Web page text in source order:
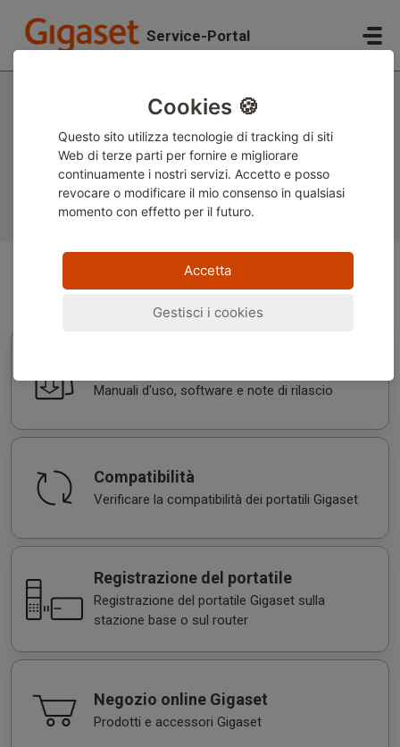
Service-Portal
Benvenuti nel supporto Gigaset
Vedi tutte le Domande Frequenti
Informazioni utili
Manuali d'uso, software e note di rilascio
Compatibilità
Verificare la compatibilità dei portatili Gigaset
Registrazione del portatile
Registrazione del portatile Gigaset sulla
stazione base o sul router
Negozio online Gigaset
Prodotti e accessori Gigaset
Cookies 🍪
Questo sito utilizza tecnologie di tracking di siti
Web di terze parti per fornire e migliorare
continuamente i nostri servizi. Accetto e posso
revocare o modificare il mio consenso in qualsiasi
momento con effetto per il futuro.
Accetta
Gestisci i cookies